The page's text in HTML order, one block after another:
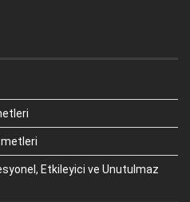
Etkileyici ve Unutulmaz